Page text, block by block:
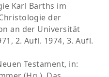
im Rheinland.
“Kirche und
Kirche in
der
und Juden” beim
Kirchentag.
Gesellschaft“ in
Iwand-Gesellschaft mit
Karl Barths im
der
an der Universität
2. Aufl. 1974, 3. Aufl.
Testament, in: